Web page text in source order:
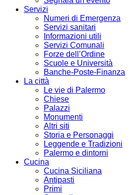
Servizi
Numeri di Emergenza
Servizi sanitari
Informazioni utili
Servizi Comunali
Forze dell’Ordine
Scuole e Università
Banche-Poste-Finanza
La città
Le vie di Palermo
Chiese
Palazzi
Monumenti
Altri siti
Storia e Personaggi
Leggende e Tradizioni
Palermo e dintorni
Cucina
Cucina Siciliana
Antipasti
Primi